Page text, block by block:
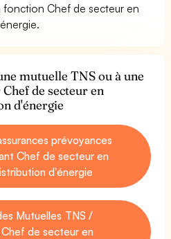
fonction Chef de secteur en
mutuelle TNS ou à une
de secteur en
d'énergie
prévoyances
Chef de secteur en
d'énergie
Mutuelles TNS /
de secteur en